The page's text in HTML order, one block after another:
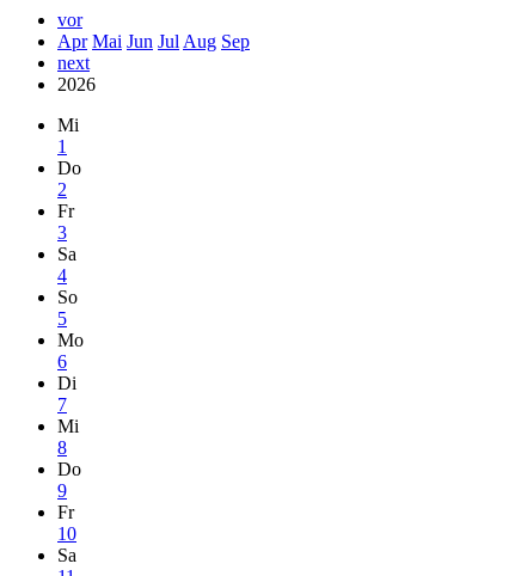
vor
Apr Mai Jun Jul Aug Sep
next
2026
Mi
1
Do
2
Fr
3
Sa
4
So
5
Mo
6
Di
7
Mi
8
Do
9
Fr
10
Sa